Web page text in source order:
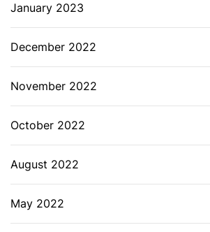
January 2023
December 2022
November 2022
October 2022
August 2022
May 2022